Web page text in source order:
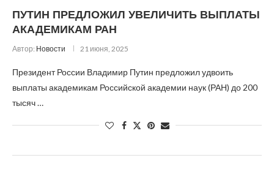
ПУТИН ПРЕДЛОЖИЛ УВЕЛИЧИТЬ ВЫПЛАТЫ
АКАДЕМИКАМ РАН
Автор: Новости 21 июня, 2025
Президент России Владимир Путин предложил удвоить
выплаты академикам Российской академии наук (РАН) до 200
тысяч …